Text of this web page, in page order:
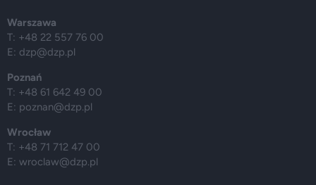
Warszawa
T: +48 22 557 76 00
E: dzp@dzp.pl
Poznań
T: +48 61 642 49 00
E: poznan@dzp.pl
Wrocław
T: +48 71 712 47 00
E: wroclaw@dzp.pl